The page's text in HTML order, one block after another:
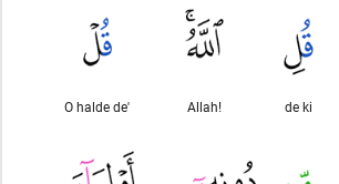
de ki
Allah!
O halde de'